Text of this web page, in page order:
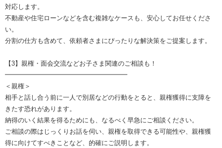
対応します。
不動産や住宅ローンなどを含む複雑なケースも、安心してお任せくださ
い。
分割の仕方も含めて、依頼者さまにぴったりな解決策をご提案します。
【3】親権・面会交流などお子さま関連のご相談も！
━━━━━━━━━━━━━━━━━━━
＜親権＞
相手と話し合う前に一人で別居などの行動をとると、親権獲得に支障を
きたす恐れがあります。
納得のいく結果を得るためにも、なるべく早急にご相談ください。
ご相談の際はじっくりお話を伺い、親権を取得できる可能性や、親権獲
得に向けてすべきことなど、的確にご説明します。